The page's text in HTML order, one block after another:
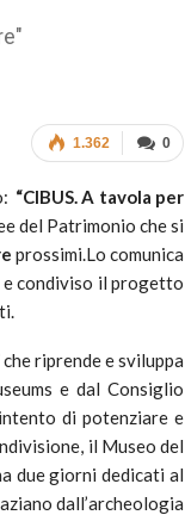
0
1.362
“CIBUS. A tavola per
del Patrimonio che si
prossimi.Lo comunica
e condiviso il progetto
riprende e sviluppa
e dal Consiglio
di potenziare e
il Museo del
due giorni dedicati al
dall’archeologia